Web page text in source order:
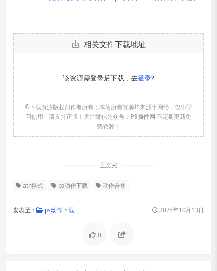
相关文件下载地址
该资源需登录后下载，去登录?
©下载资源版权归作者所有；本站所有资源均来源于网络，仅供学
习使用，请支持正版！关注微信公众号： PS插件网 不定期更新免
费资源！
正文完
atn格式 ps动作下载 动作合集
发表至： ps动作下载 2025年10月13日
0